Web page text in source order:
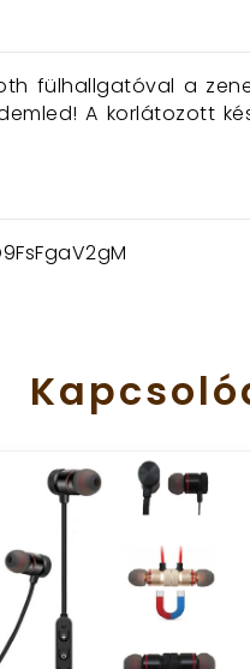
fülhallgatóval a
A korlátozott